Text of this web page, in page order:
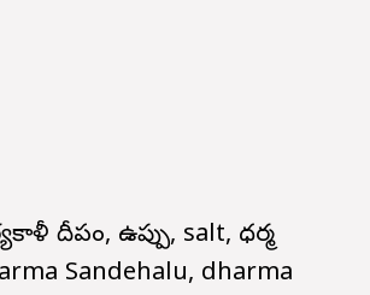
దీపం, ఉప్పు, salt, ధర్మ
Sandehalu, dharma